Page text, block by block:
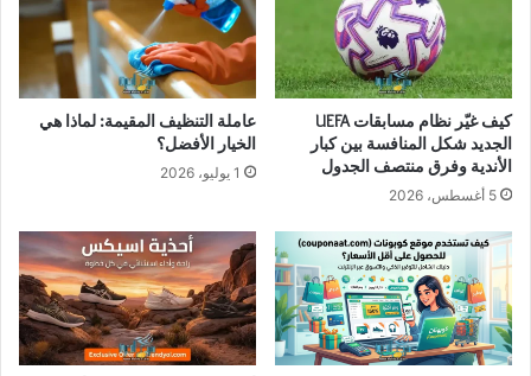
كيف غيّر نظام مسابقات UEFA
الجديد شكل المنافسة بين كبار
الأندية وفرق منتصف الجدول
5 أغسطس، 2026
عاملة التنظيف المقيمة: لماذا هي
الخيار الأفضل؟
1 يوليو، 2026